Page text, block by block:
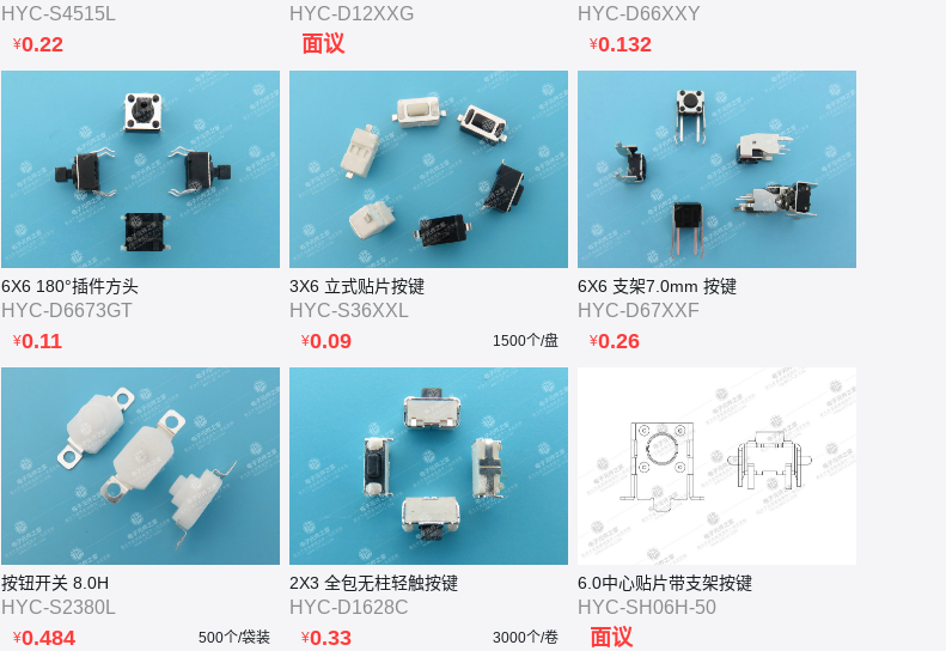
HYC-S4515L
¥0.22
HYC-D12XXG
面议
HYC-D66XXY
¥0.132
6X6 180°插件方头
HYC-D6673GT
¥0.11
3X6 立式贴片按键
HYC-S36XXL
¥0.09 1500个/盘
6X6 支架7.0mm 按键
HYC-D67XXF
¥0.26
按钮开关 8.0H
HYC-S2380L
¥0.484 500个/袋装
2X3 全包无柱轻触按键
HYC-D1628C
¥0.33 3000个/卷
6.0中心贴片带支架按键
HYC-SH06H-50
面议